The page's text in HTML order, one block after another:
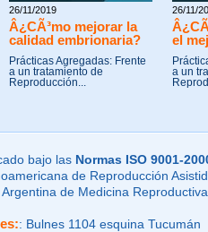
26/11/2019
Â¿CÃ³mo mejorar la
calidad embrionaria?
Prácticas Agregadas: Frente
a un tratamiento de
Reproducción...
26/11/
el
a un
bajo las Normas ISO 9001-
de Reproducción
de Medicina
: Bulnes 1104 esquina Tucumán